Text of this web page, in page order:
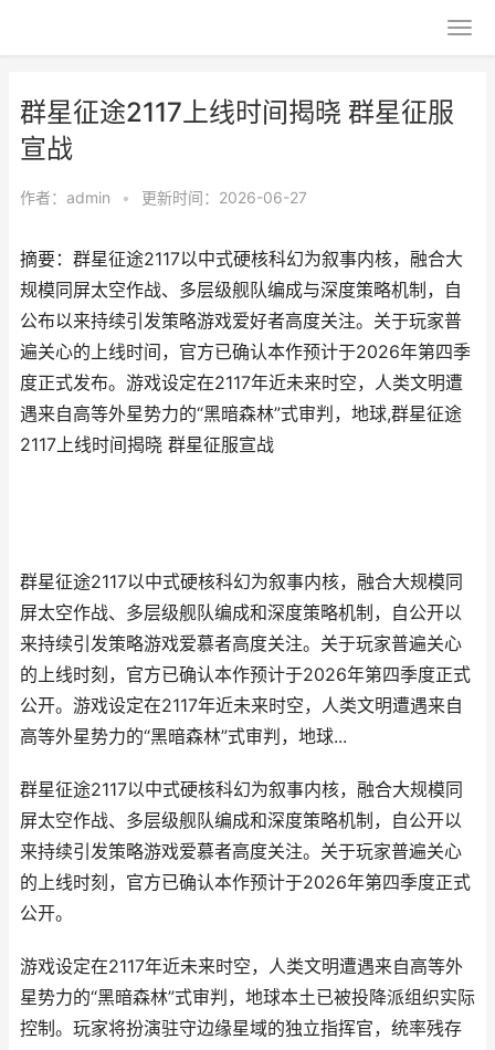
群星征途2117上线时间揭晓 群星征服
宣战
作者： admin • 更新时间：2026-06-27
摘要：群星征途2117以中式硬核科幻为叙事内核，融合大
规模同屏太空作战、多层级舰队编成与深度策略机制，自
公布以来持续引发策略游戏爱好者高度关注。关于玩家普
遍关心的上线时间，官方已确认本作预计于2026年第四季
度正式发布。游戏设定在2117年近未来时空，人类文明遭
遇来自高等外星势力的“黑暗森林”式审判，地球,群星征途
2117上线时间揭晓 群星征服宣战
群星征途2117以中式硬核科幻为叙事内核，融合大规模同
屏太空作战、多层级舰队编成和深度策略机制，自公开以
来持续引发策略游戏爱慕者高度关注。关于玩家普遍关心
的上线时刻，官方已确认本作预计于2026年第四季度正式
公开。游戏设定在2117年近未来时空，人类文明遭遇来自
高等外星势力的“黑暗森林”式审判，地球...
群星征途2117以中式硬核科幻为叙事内核，融合大规模同
屏太空作战、多层级舰队编成和深度策略机制，自公开以
来持续引发策略游戏爱慕者高度关注。关于玩家普遍关心
的上线时刻，官方已确认本作预计于2026年第四季度正式
公开。
游戏设定在2117年近未来时空，人类文明遭遇来自高等外
星势力的“黑暗森林”式审判，地球本土已被投降派组织实际
控制。玩家将扮演驻守边缘星域的独立指挥官，统率残存